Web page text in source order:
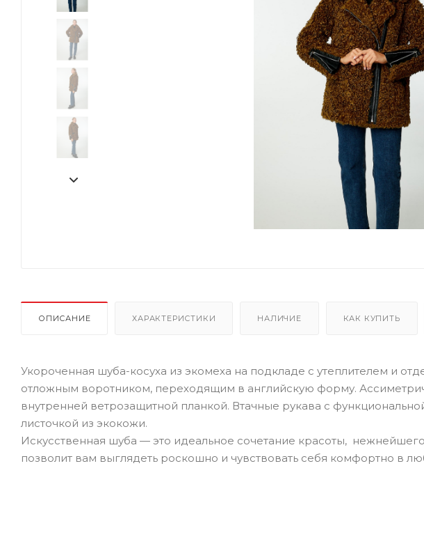
ОПИСАНИЕ ХАРАКТЕРИСТИКИ НАЛИЧИЕ КАК КУПИТЬ
Укороченная шуба-косуха из экомеха на подкладе с утеплителем и
отложным воротником, переходящим в английскую форму.
внутренней ветрозащитной планкой. Втачные рукава с
листочкой из экокожи.
Искусственная шуба — это идеальное сочетание красоты, нежнейшего
позволит вам выглядеть роскошно и чувствовать себя комфортно в